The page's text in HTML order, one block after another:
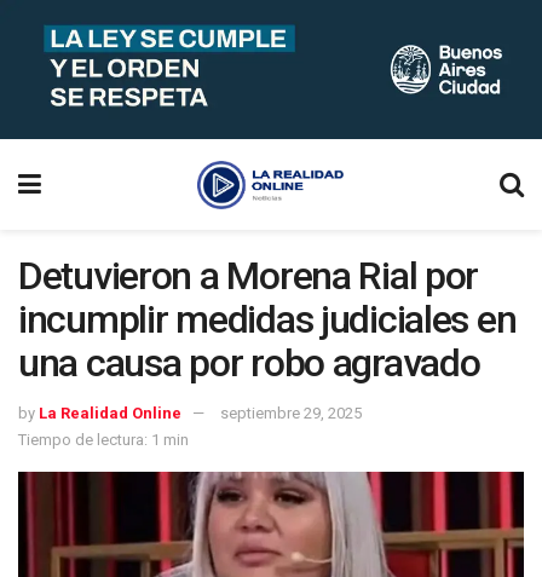
Detuvieron a Morena Rial por
incumplir medidas judiciales en
una causa por robo agravado
by La Realidad Online
septiembre 29, 2025
Tiempo de lectura: 1 min